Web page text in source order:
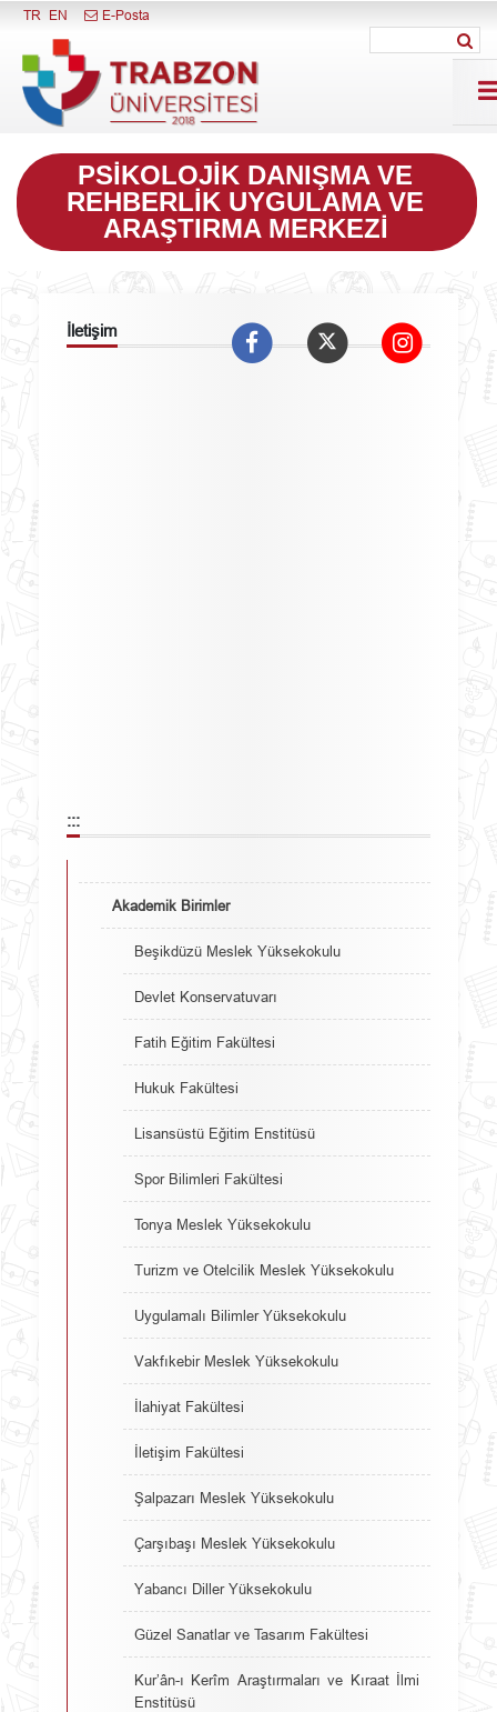
Menüyü Kapat
TR EN E-Posta
PSIKOLOJIK DANIŞMA VE
REHBERLIK UYGULAMA VE
ARAŞTIRMA MERKEZI
İletişim
:::
Akademik Birimler
Beşikdüzü Meslek Yüksekokulu
Devlet Konservatuvarı
Fatih Eğitim Fakültesi
Hukuk Fakültesi
Lisansüstü Eğitim Enstitüsü
Spor Bilimleri Fakültesi
Tonya Meslek Yüksekokulu
Turizm ve Otelcilik Meslek Yüksekokulu
Uygulamalı Bilimler Yüksekokulu
Vakfıkebir Meslek Yüksekokulu
İlahiyat Fakültesi
İletişim Fakültesi
Şalpazarı Meslek Yüksekokulu
Çarşıbaşı Meslek Yüksekokulu
Yabancı Diller Yüksekokulu
Güzel Sanatlar ve Tasarım Fakültesi
Kur’ân-ı Kerîm Araştırmaları ve Kıraat İlmi
Enstitüsü